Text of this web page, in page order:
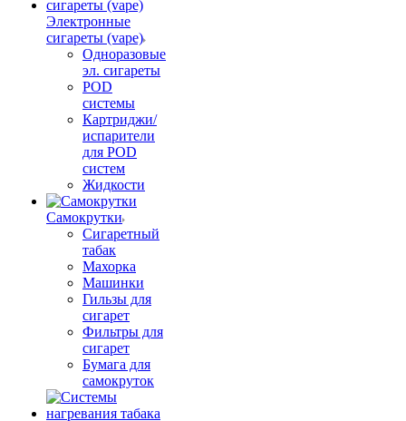
Электронные
сигареты (vape)
Одноразовые
эл. сигареты
POD
системы
Картриджи/
испарители
для POD
систем
Жидкости
Самокрутки
Сигаретный
табак
Махорка
Машинки
Гильзы для
сигарет
Фильтры для
сигарет
Бумага для
самокруток